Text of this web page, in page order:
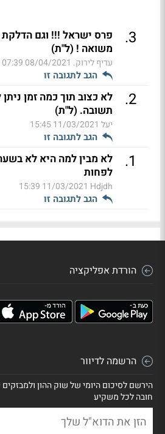
3
.
פרס ישראל !!! וגם הדלקת
משואה ! (ל"ת)
עדיף לירוק. 08/04/2021 07:39
הגב לתגובה זו
2
.
לא כצוב תוך כמה זמן
תשובה. (ל"ת)
יעל 11/03/2021 15:45
הגב לתגובה זו
1
.
לפחות
Hdjdh
11/03/2021 15:39
הגב לתגובה זו
הורדת אפליקציה
הרשמה לדיוור
הירשם לסיכום היומי של שוק ההון ולמבזקים
חובה לכל משקיע